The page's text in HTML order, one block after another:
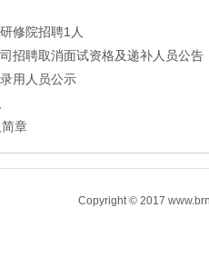
修院招聘1人
招聘取消面试资格及递补人员公告
用人员公示
章
Copyright © 2017